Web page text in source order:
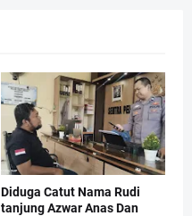
Diduga Catut Nama Rudi
tanjung Azwar Anas Dan